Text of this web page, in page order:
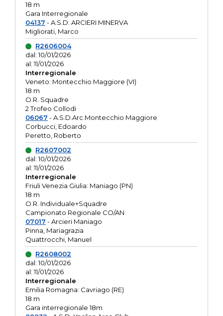
18 m
Gara Interregionale
04137 - A.S.D. ARCIERI MINERVA
Migliorati, Marco
R2606004
dal: 10/01/2026
al: 11/01/2026
Interregionale
Veneto: Montecchio Maggiore (VI)
18 m
O.R. Squadre
2 Trofeo Collodi
06067 - A.S.D.Arc.Montecchio Maggiore
Corbucci, Edoardo
Peretto, Roberto
R2607002
dal: 10/01/2026
al: 11/01/2026
Interregionale
Friuli Venezia Giulia: Maniago (PN)
18 m
O.R. Individuale+Squadre
Campionato Regionale CO/AN
07017 - Arcieri Maniago
Pinna, Mariagrazia
Quattrocchi, Manuel
R2608002
dal: 10/01/2026
al: 11/01/2026
Interregionale
Emilia Romagna: Cavriago (RE)
18 m
Gara interregionale 18m